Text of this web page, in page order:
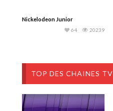
Nickelodeon Junior
20239
64
TOP DES CHAINES TV